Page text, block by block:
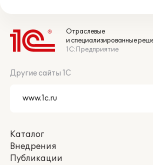
Отраслевые
и специализированные
1С:Предприятие
Другие сайты 1С
Каталог
Внедрения
Публикации